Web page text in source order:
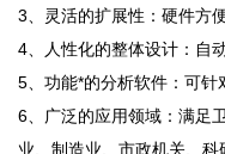
3、灵活的扩展性：硬件方
4、人性化的整体设计：自
5、功能*的分析软件：可针
6、广泛的应用领域：满足
业、制造业、市政机关、